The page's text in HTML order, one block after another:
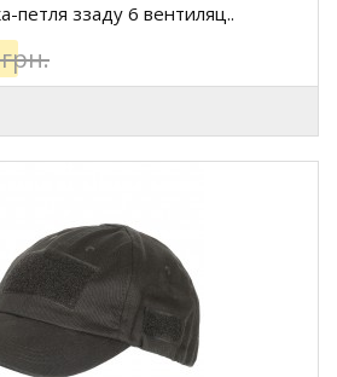
петля ззаду 6 вентиляц..